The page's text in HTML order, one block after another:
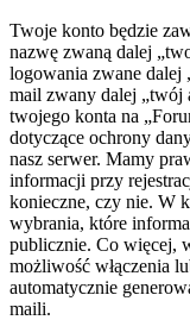
Twoje konto będzie
nazwę zwaną dalej
logowania zwane dalej
mail zwany dalej „twój
twojego konta na
dotyczące ochrony
nasz serwer. Mamy
informacji przy
konieczne, czy nie. W
wybrania, które
publicznie. Co więcej,
możliwość włączenia
automatycznie
maili.